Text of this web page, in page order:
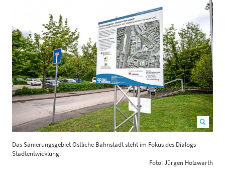
Fokus des Dialogs Stadtentwicklung. Foto: Jürgen
Das Sanierungsgebiet Östliche Bahnstadt steht im Fokus des Dialogs
Stadtentwicklung.
Foto: Jürgen Holzwarth